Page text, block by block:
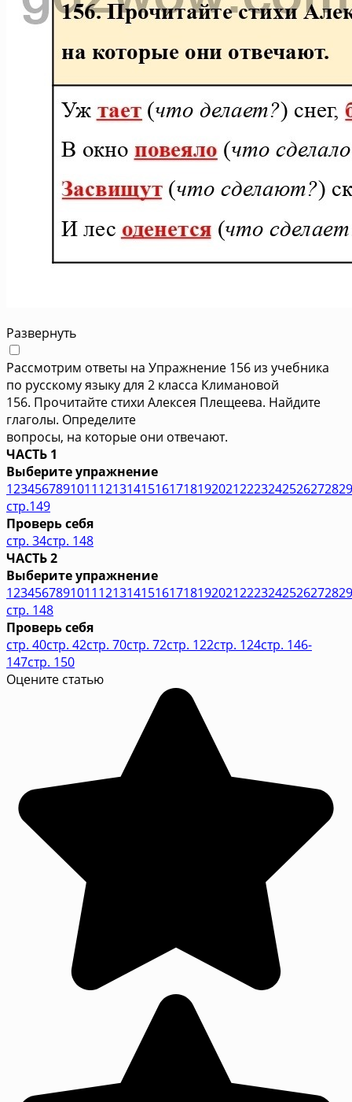
Развернуть
Рассмотрим ответы на Упражнение 156 из учебника
по русскому языку для 2 класса Климановой
156. Прочитайте стихи Алексея Плещеева. Найдите
глаголы. Определите
вопросы, на которые они отвечают.
ЧАСТЬ 1
Выберите упражнение
1234567891011121314151617181920212223242526272829
стр.149
Проверь себя
стр. 34стр. 148
ЧАСТЬ 2
Выберите упражнение
1234567891011121314151617181920212223242526272829
стр. 148
Проверь себя
стр. 40стр. 42стр. 70стр. 72стр. 122стр. 124стр. 146-
147стр. 150
Оцените статью